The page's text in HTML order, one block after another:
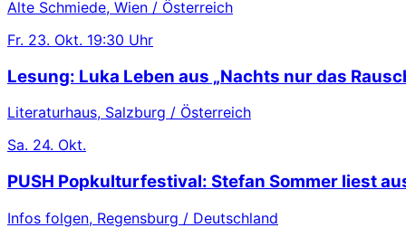
Alte Schmiede, Wien / Österreich
Fr. 23. Okt. 19:30 Uhr
Lesung: Luka Leben aus „Nachts nur das
Literaturhaus, Salzburg / Österreich
Sa. 24. Okt.
PUSH Popkulturfestival: Stefan Sommer liest
Infos folgen, Regensburg / Deutschland